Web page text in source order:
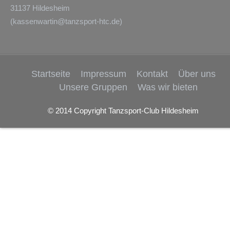
31137 Hildesheim
(kassenwartin@tanzsport-htc.de)
Startseite Impressum Kontakt
Über uns
Unsere Gruppen
Was wir bieten
© 2014 Copyright Tanzsport-Club Hildesheim